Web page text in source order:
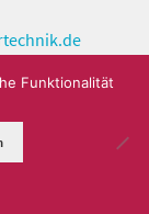
by Herzog
Funktionalität